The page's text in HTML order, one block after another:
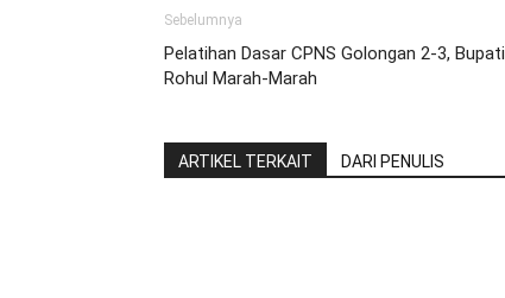
Sebelumnya
Pelatihan Dasar CPNS Golongan 2-3, Bupati
Rohul Marah-Marah
ARTIKEL TERKAIT DARI PENULIS